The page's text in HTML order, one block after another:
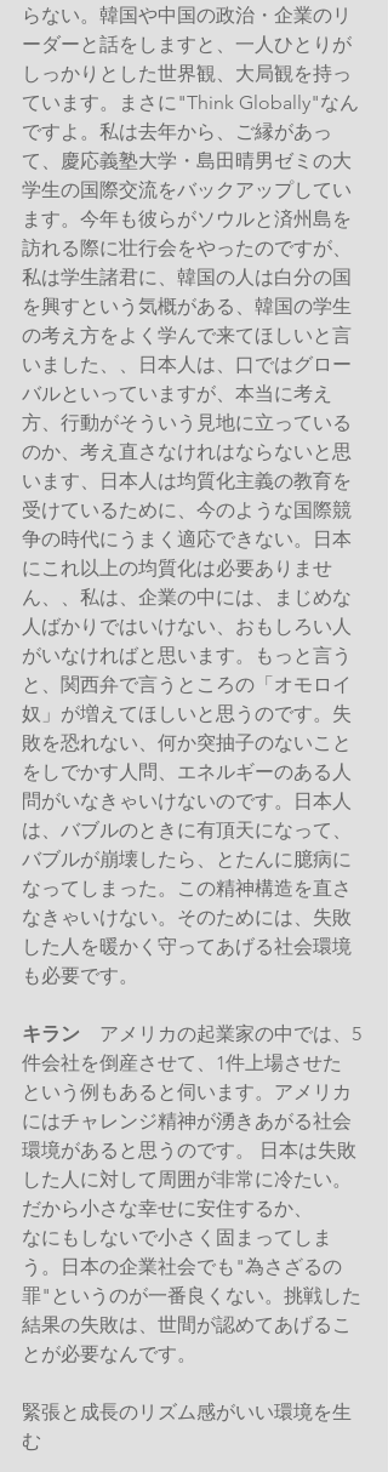
らない。韓国や中国の政治・企業のリ
ーダーと話をしますと、一人ひとりが
しっかりとした世界観、大局観を持っ
ています。まさに"Think Globally"なん
ですよ。私は去年から、ご縁があっ
て、慶応義塾大学・島田晴男ゼミの大
学生の国際交流をバックアップしてい
ます。今年も彼らがソウルと済州島を
訪れる際に壮行会をやったのですが、
私は学生諸君に、韓国の人は白分の国
を興すという気概がある、韓国の学生
の考え方をよく学んで来てほしいと言
いました、、日本人は、口ではグロー
バルといっていますが、本当に考え
方、行動がそういう見地に立っている
のか、考え直さなけれはならないと思
います、日本人は均質化主義の教育を
受けているために、今のような国際競
争の時代にうまく適応できない。日本
にこれ以上の均質化は必要ありませ
ん、、私は、企業の中には、まじめな
人ばかりではいけない、おもしろい人
がいなければと思います。もっと言う
と、関西弁で言うところの「オモロイ
奴」が増えてほしいと思うのです。失
敗を恐れない、何か突抽子のないこと
をしでかす人問、エネルギーのある人
問がいなきゃいけないのです。日本人
は、バブルのときに有頂天になって、
バブルが崩壊したら、とたんに臆病に
なってしまった。この精神構造を直さ
なきゃいけない。そのためには、失敗
した人を暖かく守ってあげる社会環境
も必要です。
キラン アメリカの起業家の中では、5
件会社を倒産させて、1件上場させた
という例もあると伺います。アメリカ
にはチャレンジ精神が湧きあがる社会
環境があると思うのです。 日本は失敗
した人に対して周囲が非常に冷たい。
だから小さな幸せに安住するか、
なにもしないで小さく固まってしま
う。日本の企業社会でも"為さざるの
罪"というのが一番良くない。挑戦した
結果の失敗は、世間が認めてあげるこ
とが必要なんです。
緊張と成長のリズム感がいい環境を生
む